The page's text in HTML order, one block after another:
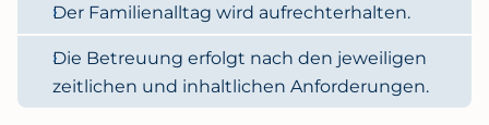
Der Familienalltag wird aufrechterhalten.
Die Betreuung erfolgt nach den jeweiligen
zeitlichen und inhaltlichen Anforderungen.